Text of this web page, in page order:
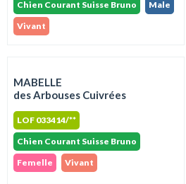
Chien Courant Suisse Bruno
Male
Vivant
MABELLE
des Arbouses Cuivrées
LOF 033414/**
Chien Courant Suisse Bruno
Femelle
Vivant